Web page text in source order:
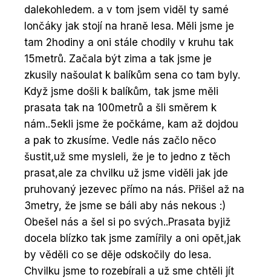
dalekohledem. a v tom jsem viděl ty samé
lončáky jak stojí na hraně lesa. Měli jsme je
tam 2hodiny a oni stále chodily v kruhu tak
15metrů. Začala být zima a tak jsme je
zkusily našoulat k balíkům sena co tam byly.
Když jsme došli k balíkům, tak jsme měli
prasata tak na 100metrů a šli směrem k
nám..5ekli jsme že počkáme, kam až dojdou
a pak to zkusíme. Vedle nás začlo něco
šustit,už sme mysleli, že je to jedno z těch
prasat,ale za chvilku už jsme viděli jak jde
pruhovaný jezevec přímo na nás. Přišel až na
3metry, že jsme se báli aby nás nekous :)
Obešel nás a šel si po svých..Prasata byjiž
docela blízko tak jsme zamířily a oni opět,jak
by věděli co se děje odskočily do lesa.
Chvilku jsme to rozebírali a už sme chtěli jít